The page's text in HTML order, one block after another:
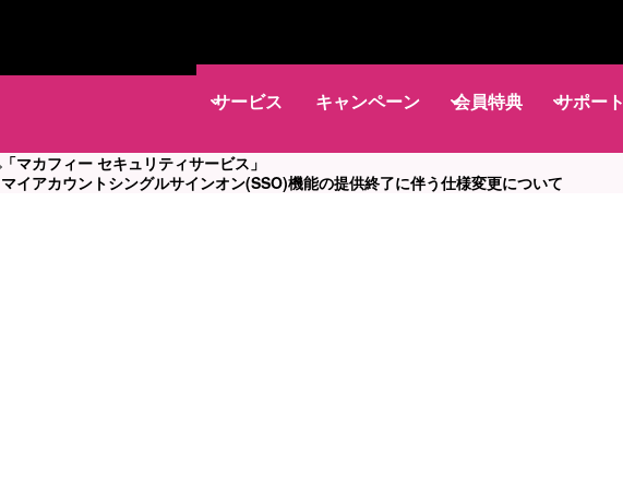
サービス キャンペーン 会員特典 サポート
「マカフィー セキュリティサービス」
マイアカウントシングルサインオン(SSO)機能の提供終了に伴う仕様変更について